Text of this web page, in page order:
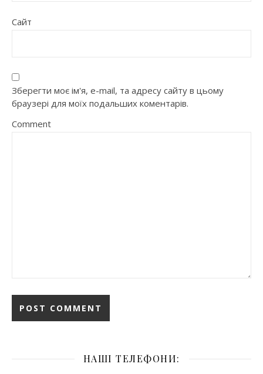
Сайт
Зберегти моє ім'я, e-mail, та адресу сайту в цьому
браузері для моїх подальших коментарів.
Comment
НАШІ ТЕЛЕФОНИ: